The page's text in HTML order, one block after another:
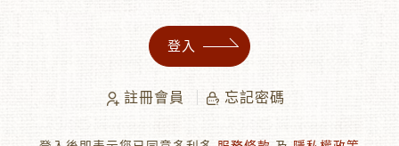
登入
註冊會員 忘記密碼